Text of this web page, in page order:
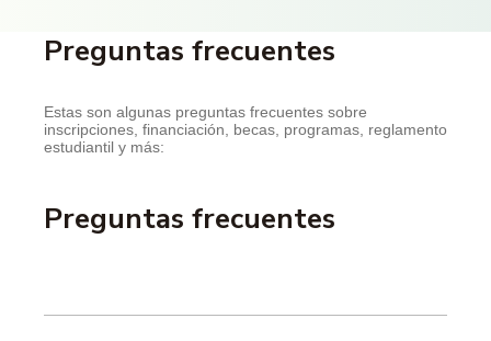
Preguntas frecuentes
Estas son algunas preguntas frecuentes sobre
inscripciones, financiación, becas, programas, reglamento
estudiantil y más:
Preguntas frecuentes